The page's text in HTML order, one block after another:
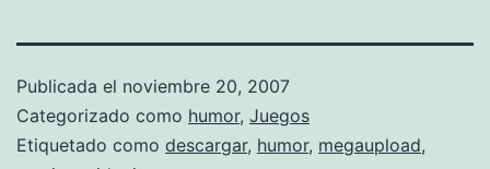
Publicada el noviembre 20, 2007
Categorizado como humor, Juegos
Etiquetado como descargar, humor, megaupload,